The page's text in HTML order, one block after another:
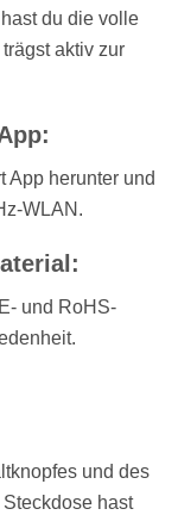
du die volle
aktiv zur
App herunter und
WLAN.
und RoHS-
und des
hast